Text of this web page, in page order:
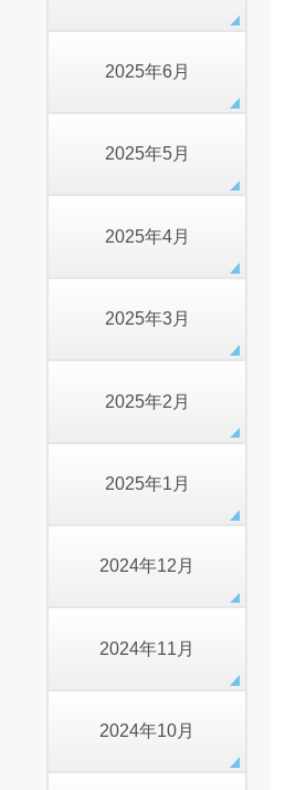
2025年6月
2025年5月
2025年4月
2025年3月
2025年2月
2025年1月
2024年12月
2024年11月
2024年10月